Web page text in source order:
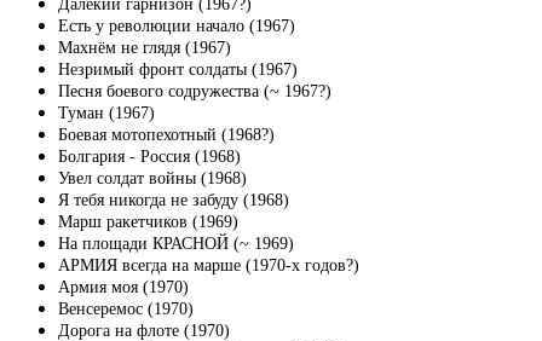
Далёкий гарнизон (1967?)
Есть у революции начало (1967)
Махнём не глядя (1967)
Незримый фронт солдаты (1967)
Песня боевого содружества (~ 1967?)
Туман (1967)
Боевая мотопехотный (1968?)
Болгария - Россия (1968)
Увел солдат войны (1968)
Я тебя никогда не забуду (1968)
Марш ракетчиков (1969)
На площади КРАСНОЙ (~ 1969)
АРМИЯ всегда на марше (1970-х годов?)
Армия моя (1970)
Венсеремос (1970)
Дорога на флоте (1970)